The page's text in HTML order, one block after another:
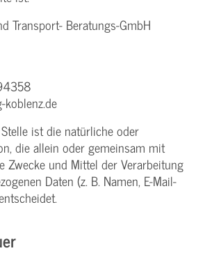
Transport- Beratungs-GmbH
koblenz.de
ist die natürliche oder
die allein oder gemeinsam mit
Zwecke und Mittel der Verarbeitung
Daten (z. B. Namen, E-Mail-